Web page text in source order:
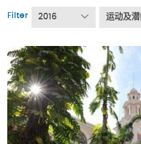
Filter 2016 运动及